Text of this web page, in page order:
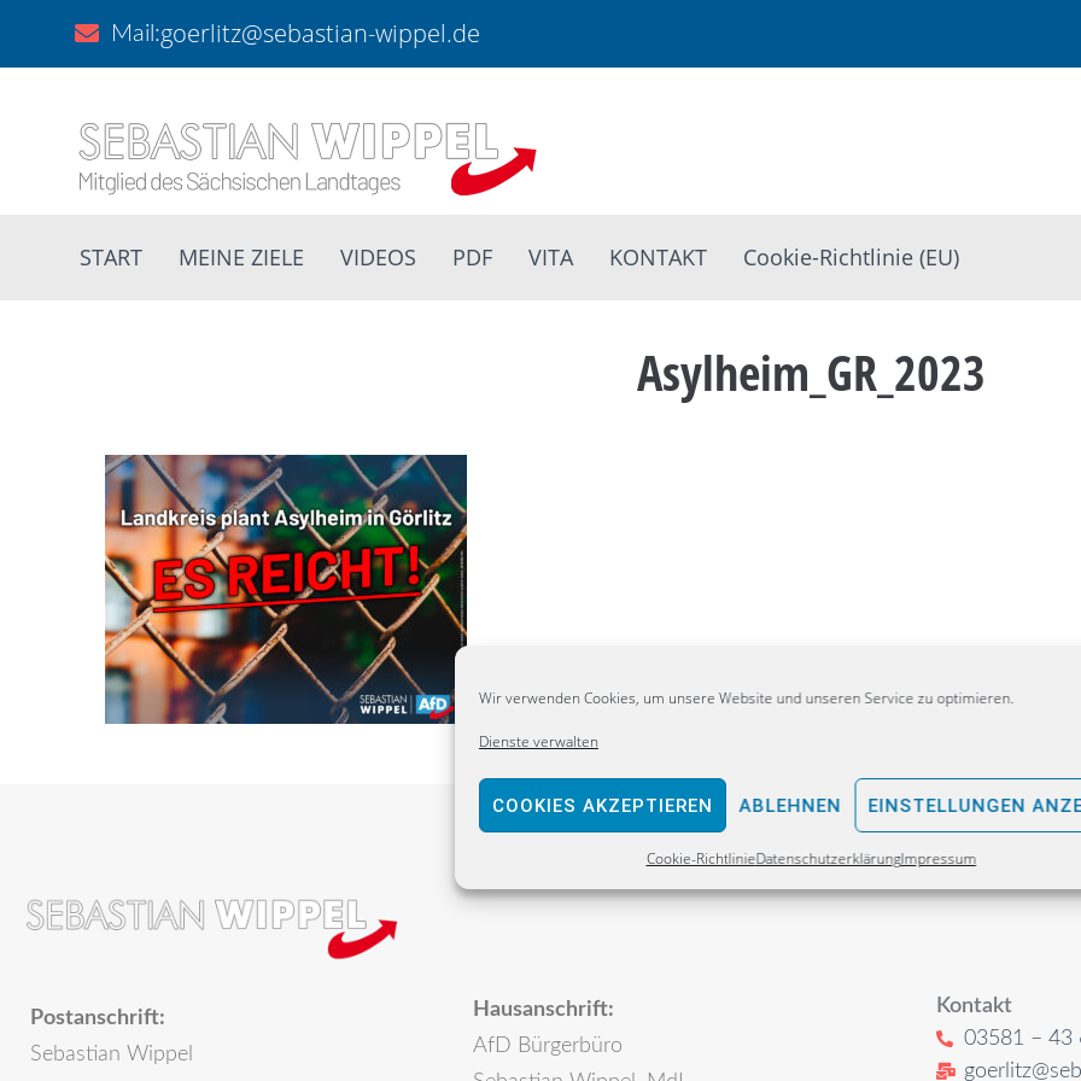
Wir verwenden Cookies, um unsere Website und unseren Service zu optimieren.
Dienste verwalten
COOKIES AKZEPTIEREN ABLEHNEN EINSTELLUNGEN
Cookie-RichtlinieDatenschutzerklärungImpressum
Mail:goerlitz@sebastian-wippel.de
START MEINE ZIELE VIDEOS PDF VITA KONTAKT Cookie-Richtlinie (EU)
Asylheim_GR_2023
Postanschrift:
Sebastian Wippel
Hausanschrift:
AfD Bürgerbüro
Kontakt
03581 – 43